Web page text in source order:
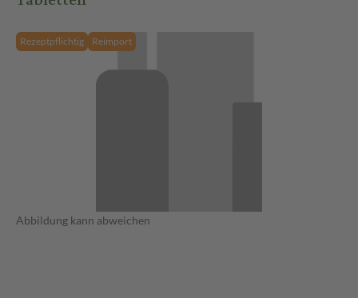
Rezeptpflichtig Reimport
Abbildung kann abweichen